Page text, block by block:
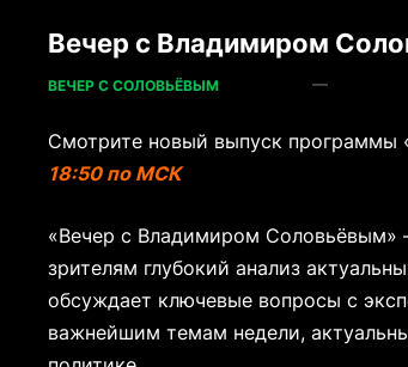
Вечер с Владимиром
ВЕЧЕР С СОЛОВЬЁВЫМ —
Смотрите новый выпуск программы
18:50 по МСК
«Вечер с Владимиром Соловьёвым»
зрителям глубокий анализ
обсуждает ключевые вопросы с
важнейшим темам недели,